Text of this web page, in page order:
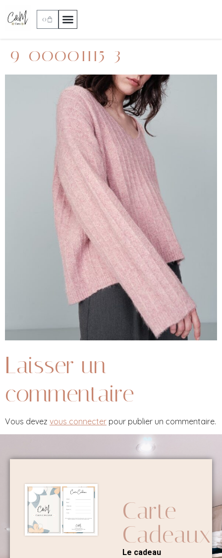
0
9_00001115_3
Laisser un
commentaire
Vous devez vous connecter pour publier un commentaire.
Carte
Cadeaux
Le cadeau